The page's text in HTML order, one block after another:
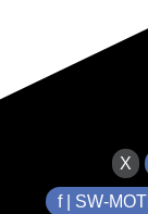
X
f | SW-